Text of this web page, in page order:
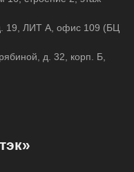
19, ЛИТ А, офис 109 (БЦ
д. 32, корп. Б,